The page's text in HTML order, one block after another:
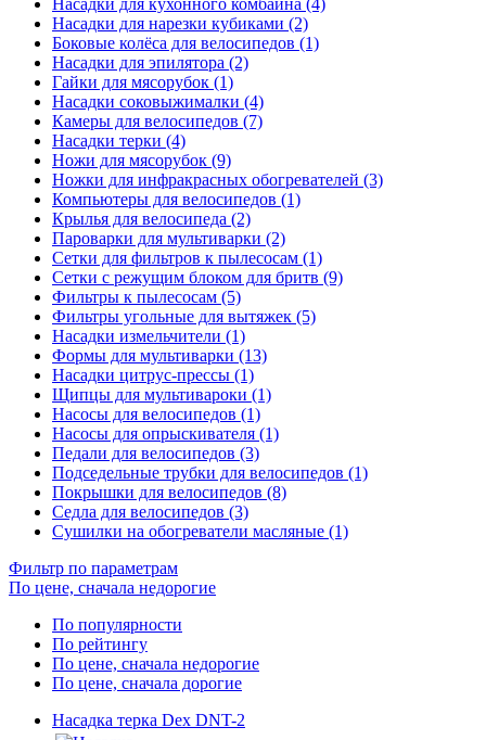
Насадки для нарезки кубиками (2)
Боковые колёса для велосипедов (1)
Насадки для эпилятора (2)
Гайки для мясорубок (1)
Насадки соковыжималки (4)
Камеры для велосипедов (7)
Насадки терки (4)
Ножи для мясорубок (9)
Ножки для инфракрасных обогревателей (3)
Компьютеры для велосипедов (1)
Крылья для велосипеда (2)
Пароварки для мультиварки (2)
Сетки для фильтров к пылесосам (1)
Сетки с режущим блоком для бритв (9)
Фильтры к пылесосам (5)
Фильтры угольные для вытяжек (5)
Насадки измельчители (1)
Формы для мультиварки (13)
Насадки цитрус-прессы (1)
Щипцы для мультивароки (1)
Насосы для велосипедов (1)
Насосы для опрыскивателя (1)
Педали для велосипедов (3)
Подседельные трубки для велосипедов (1)
Покрышки для велосипедов (8)
Седла для велосипедов (3)
Сушилки на обогреватели масляные (1)
Фильтр по параметрам
По цене, сначала недорогие
По популярности
По рейтингу
По цене, сначала недорогие
По цене, сначала дорогие
Насадка терка Dex DNT-2